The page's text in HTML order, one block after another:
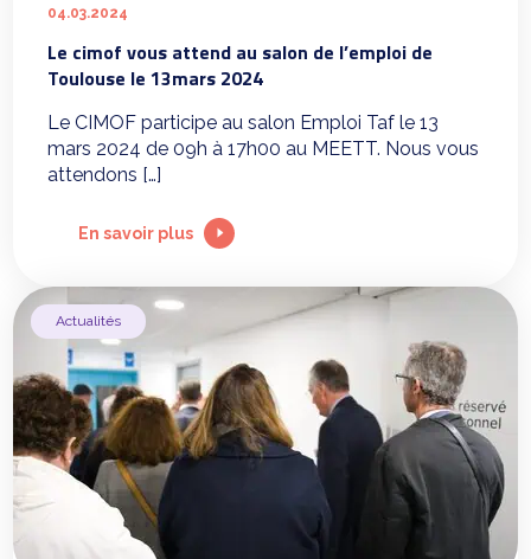
04.03.2024
Le cimof vous attend au salon de l’emploi de
Toulouse le 13mars 2024
Le CIMOF participe au salon Emploi Taf le 13
mars 2024 de 09h à 17h00 au MEETT. Nous vous
attendons […]
En savoir plus
Actualités